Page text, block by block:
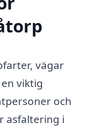
vägar
viktig
och
asfaltering i